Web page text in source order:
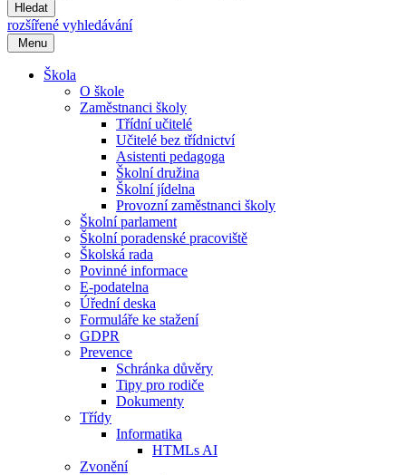
Hledat
rozšířené vyhledávání
Menu
Škola
O škole
Zaměstnanci školy
Třídní učitelé
Učitelé bez třídnictví
Asistenti pedagoga
Školní družina
Školní jídelna
Provozní zaměstnanci školy
Školní parlament
Školní poradenské pracoviště
Školská rada
Povinné informace
E-podatelna
Úřední deska
Formuláře ke stažení
GDPR
Prevence
Schránka důvěry
Tipy pro rodiče
Dokumenty
Třídy
Informatika
HTMLs AI
Zvonění